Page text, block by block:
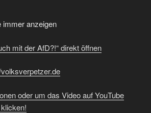
immer anzeigen
mit der AfD?!“ direkt öffnen
oder um das Video auf YouTube